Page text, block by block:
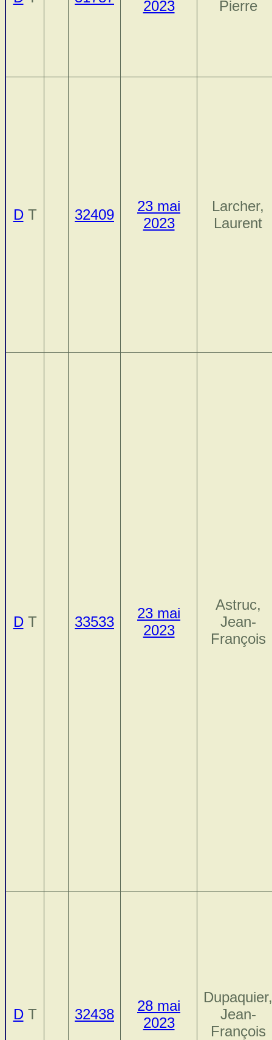
2023 Pierre
DT 32409
23 mai
2023
Larcher,
Laurent
DT 33533
23 mai
2023
Astruc,
Jean-
François
DT 32438
28 mai
2023
Dupaquier,
Jean-
François